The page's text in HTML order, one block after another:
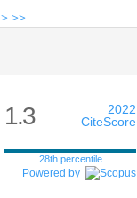
> >>
1.3
2022
CiteScore
28th percentile
Powered by